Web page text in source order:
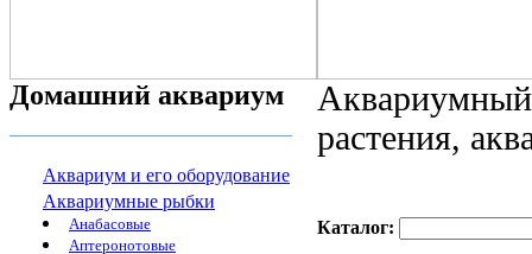
Домашний аквариум
Аквариум и его оборудование
Аквариумные рыбки
Анабасовые
Аптеронотовые
растения,
Каталог: